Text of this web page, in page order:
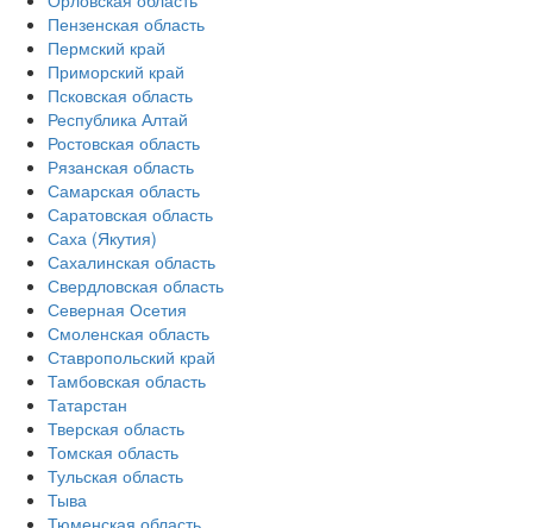
Пензенская область
Пермский край
Приморский край
Псковская область
Республика Алтай
Ростовская область
Рязанская область
Самарская область
Саратовская область
Саха (Якутия)
Сахалинская область
Свердловская область
Северная Осетия
Смоленская область
Ставропольский край
Тамбовская область
Татарстан
Тверская область
Томская область
Тульская область
Тыва
Тюменская область